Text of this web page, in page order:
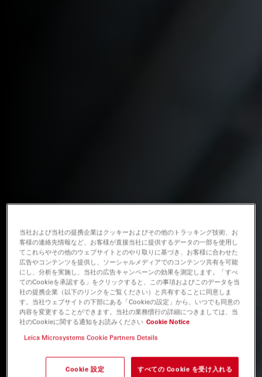
当社および当社の提携企業はクッキーおよびその他のトラッキング技術、お
客様の連絡先情報など、お客様が直接当社に提供するデータの一部を使用し
てこれらやその他のウェブサイトとのやり取りに基づき、お客様に合わせた
広告やコンテンツを提供し、ソーシャルメディアでのコンテンツ共有を可能
にし、分析を実施し、当社の広告キャンペーンの効果を測定します。「すべ
てのCookieを承認する」をクリックすると、この事項およびこのデータを当
社の提携企業（以下のリンクをご覧ください）と共有することに同意しま
す。当社ウェブサイトの下部にある「Cookieの設定」から、いつでも同意の
内容を変更することができます。当社の業務慣行の詳細につきましては、当
社のCookieに関する通知をお読みください Cookie Notice
Leica Microsystems Cookie Partners Details
Cookie 設定 すべての Cookie を受け入れる